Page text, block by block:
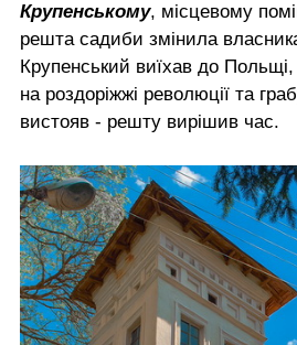
Крупенському, місцевому
решта садиби змінила
Крупенський виїхав до
на роздоріжжі революції та
вистояв - решту вирішив час.